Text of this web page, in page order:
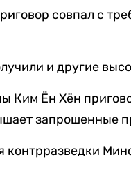
совпал с
и другие
Ким Ён Хён
запрошенные
контрразведки